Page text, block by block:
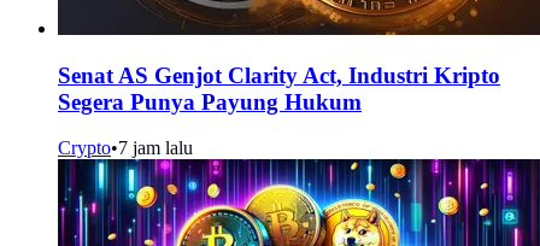
Senat AS Genjot Clarity Act, Industri Kripto
Segera Punya Payung Hukum
Crypto•7 jam lalu